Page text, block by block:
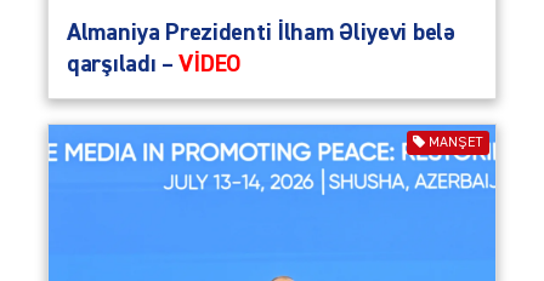
Almaniya Prezidenti İlham Əliyevi belə
qarşıladı –VİDEO
MANŞET